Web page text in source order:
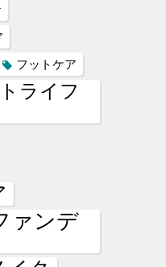
フットケア
ライフ
ァンデ